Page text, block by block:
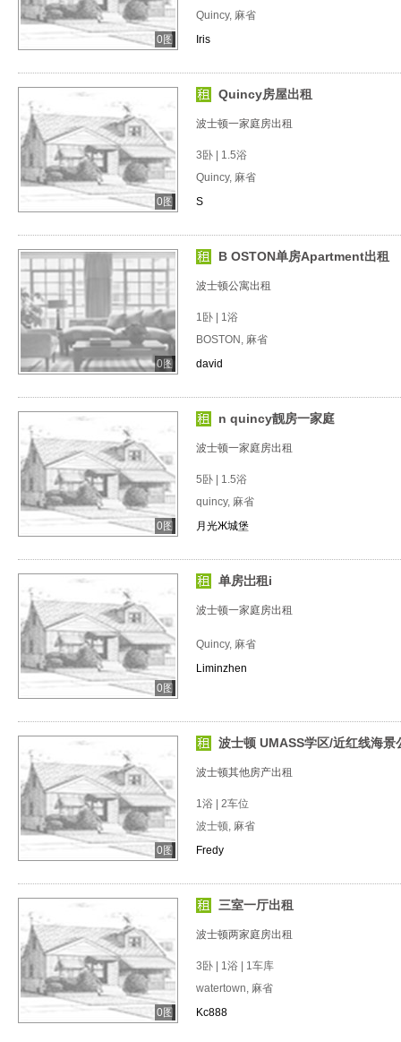
0图
Quincy, 麻省
Iris
0图
Quincy房屋出租
波士顿一家庭房出租
3卧 | 1.5浴
Quincy, 麻省
S
0图
B OSTON单房Apartment出租
波士顿公寓出租
1卧 | 1浴
BOSTON, 麻省
david
0图
n quincy靓房一家庭
波士顿一家庭房出租
5卧 | 1.5浴
quincy, 麻省
月光Ж城堡
0图
单房岀租i
波士顿一家庭房出租
Quincy, 麻省
Liminzhen
0图
波士顿 UMASS学区/近红线海景
波士顿其他房产出租
1浴 | 2车位
波士顿, 麻省
Fredy
0图
三室一厅出租
波士顿两家庭房出租
3卧 | 1浴 | 1车库
watertown, 麻省
Kc888